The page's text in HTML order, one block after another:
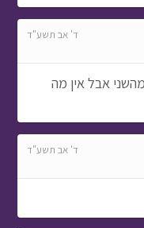
ד' אב תשע"ד
אבל אין מה
ד' אב תשע"ד